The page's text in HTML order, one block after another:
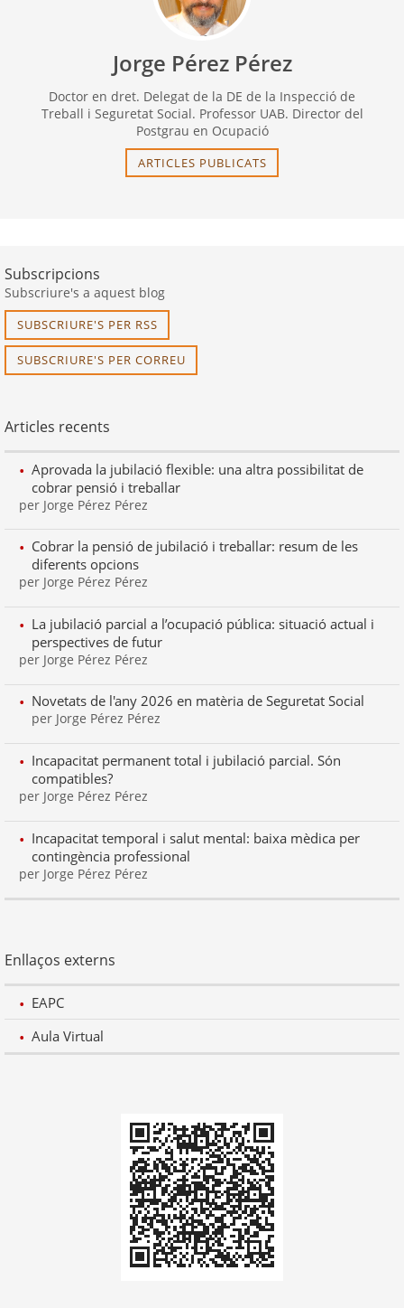
Jorge Pérez Pérez
Doctor en dret. Delegat de la DE de la Inspecció de
Treball i Seguretat Social. Professor UAB. Director del
Postgrau en Ocupació
ARTICLES PUBLICATS
Subscripcions
Subscriure's a aquest blog
SUBSCRIURE'S PER RSS
SUBSCRIURE'S PER CORREU
Articles recents
Aprovada la jubilació flexible: una altra possibilitat de
cobrar pensió i treballar
per Jorge Pérez Pérez
Cobrar la pensió de jubilació i treballar: resum de les
diferents opcions
per Jorge Pérez Pérez
La jubilació parcial a l’ocupació pública: situació actual i
perspectives de futur
per Jorge Pérez Pérez
Novetats de l'any 2026 en matèria de Seguretat Social
per Jorge Pérez Pérez
Incapacitat permanent total i jubilació parcial. Són
compatibles?
per Jorge Pérez Pérez
Incapacitat temporal i salut mental: baixa mèdica per
contingència professional
per Jorge Pérez Pérez
Enllaços externs
EAPC
Aula Virtual